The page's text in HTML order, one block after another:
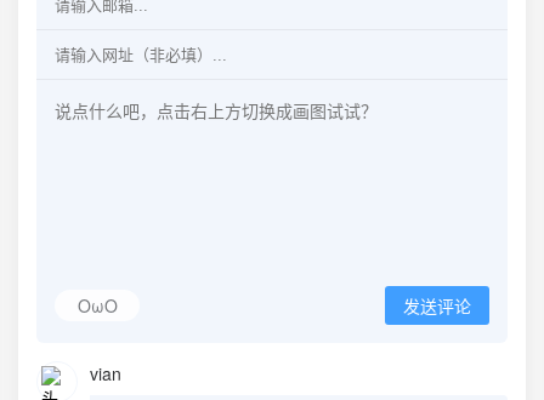
OωO 发送评论
vian